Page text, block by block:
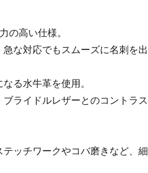
の高い仕様。
な対応でもスムーズに名刺を出
る水牛革を使用。
ライドルレザーとのコントラス
ッチワークやコバ磨きなど、細